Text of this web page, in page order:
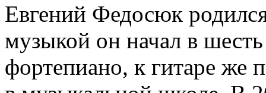
Евгений Федосюк
музыкой он начал в
фортепиано, к гитаре же